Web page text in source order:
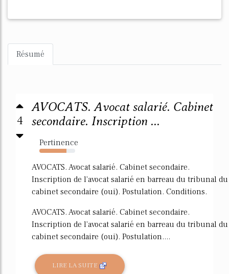
Résumé
4
AVOCATS. Avocat salarié. Cabinet
secondaire. Inscription ...
Pertinence
76%
AVOCATS. Avocat salarié. Cabinet secondaire.
Inscription de l'avocat salarié en barreau du tribunal du
cabinet secondaire (oui). Postulation. Conditions.
AVOCATS. Avocat salarié. Cabinet secondaire.
Inscription de l'avocat salarié en barreau du tribunal du
cabinet secondaire (oui). Postulation....
LIRE LA SUITE